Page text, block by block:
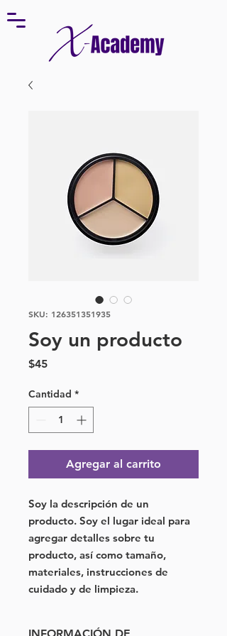
SKU: 126351351935
Soy un producto
$45Precio
Cantidad *
Agregar al carrito
Soy la descripción de un
producto. Soy el lugar ideal para
agregar detalles sobre tu
producto, así como tamaño,
materiales, instrucciones de
cuidado y de limpieza.